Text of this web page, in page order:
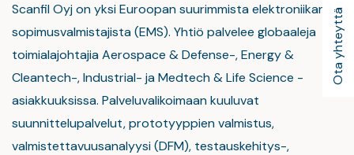
Ota yhteyttä
Scanfil Oyj on yksi Euroopan suurimmista elektroniikan
sopimusvalmistajista (EMS). Yhtiö palvelee globaaleja
toimialajohtajia Aerospace & Defense-, Energy &
Cleantech-, Industrial- ja Medtech & Life Science -
asiakkuuksissa. Palveluvalikoimaan kuuluvat
suunnittelupalvelut, prototyyppien valmistus,
valmistettavuusanalyysi (DFM), testauskehitys-,